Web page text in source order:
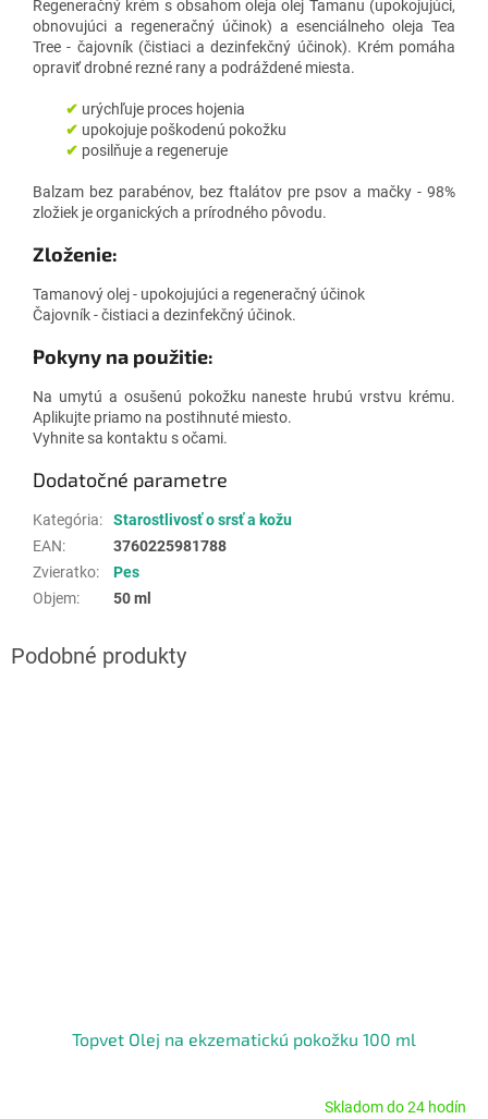
Regeneračný krém s obsahom oleja olej Tamanu (upokojujúci,
obnovujúci a regeneračný účinok) a esenciálneho oleja Tea
Tree - čajovník (čistiaci a dezinfekčný účinok). Krém pomáha
opraviť drobné rezné rany a podráždené miesta.
✔ urýchľuje proces hojenia
✔ upokojuje poškodenú pokožku
✔ posilňuje a regeneruje
Balzam bez parabénov, bez ftalátov pre psov a mačky - 98%
zložiek je organických a prírodného pôvodu.
Zloženie:
Tamanový olej - upokojujúci a regeneračný účinok
Čajovník - čistiaci a dezinfekčný účinok.
Pokyny na použitie:
Na umytú a osušenú pokožku naneste hrubú vrstvu krému.
Aplikujte priamo na postihnuté miesto.
Vyhnite sa kontaktu s očami.
Dodatočné parametre
Kategória:
Starostlivosť o srsť a kožu
EAN:
3760225981788
Zvieratko:
Pes
Objem: 50 ml
Topvet Olej na ekzematickú pokožku 100 ml
Skladom do 24 hodín